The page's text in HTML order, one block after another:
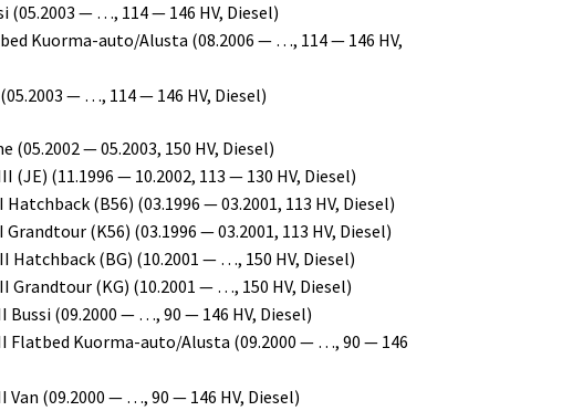
(05.2003 — …, 114 — 146 HV, Diesel)
Kuorma-auto/Alusta (08.2006 — …, 114 — 146 HV,
— …, 114 — 146 HV, Diesel)
(05.2002 — 05.2003, 150 HV, Diesel)
(JE) (11.1996 — 10.2002, 113 — 130 HV, Diesel)
Hatchback (B56) (03.1996 — 03.2001, 113 HV, Diesel)
Grandtour (K56) (03.1996 — 03.2001, 113 HV, Diesel)
Hatchback (BG) (10.2001 — …, 150 HV, Diesel)
Grandtour (KG) (10.2001 — …, 150 HV, Diesel)
Bussi (09.2000 — …, 90 — 146 HV, Diesel)
Flatbed Kuorma-auto/Alusta (09.2000 — …, 90 — 146
Van (09.2000 — …, 90 — 146 HV, Diesel)